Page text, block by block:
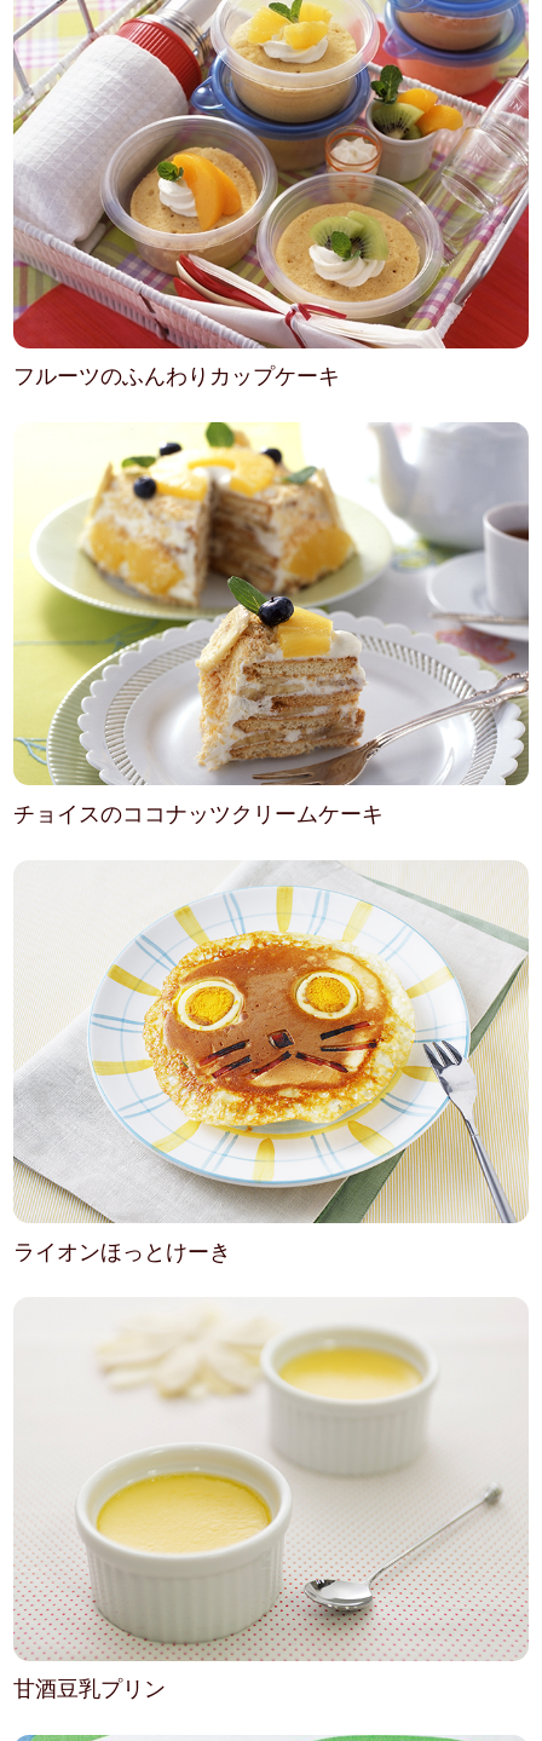
フルーツのふんわりカップケーキ
チョイスのココナッツクリームケーキ
ライオンほっとけーき
甘酒豆乳プリン